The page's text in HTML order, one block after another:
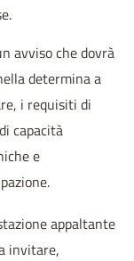
avviso che dovrà
determina a
i requisiti di
capacità
e
appaltante
invitare,